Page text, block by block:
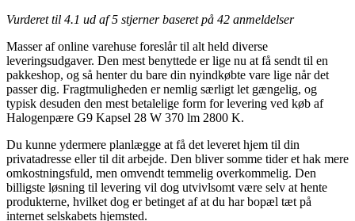
Vurderet til 4.1 ud af 5 stjerner baseret på 42 anmeldelser
Masser af online varehuse foreslår til alt held diverse
leveringsudgaver. Den mest benyttede er lige nu at få sendt til en
pakkeshop, og så henter du bare din nyindkøbte vare lige når det
passer dig. Fragtmuligheden er nemlig særligt let gængelig, og
typisk desuden den mest betalelige form for levering ved køb af
Halogenpære G9 Kapsel 28 W 370 lm 2800 K.
Du kunne ydermere planlægge at få det leveret hjem til din
privatadresse eller til dit arbejde. Den bliver somme tider et hak mere
omkostningsfuld, men omvendt temmelig overkommelig. Den
billigste løsning til levering vil dog utvivlsomt være selv at hente
produkterne, hvilket dog er betinget af at du har bopæl tæt på
internet selskabets hjemsted.